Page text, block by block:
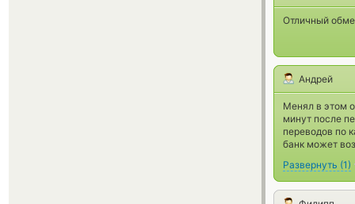
Отличный
Андрей
Менял в этом
минут после
переводов по
банк может
Развернуть (1)